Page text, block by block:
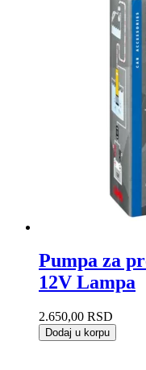
Pumpa za
12V Lampa
2.650,00 RSD
Dodaj u korpu